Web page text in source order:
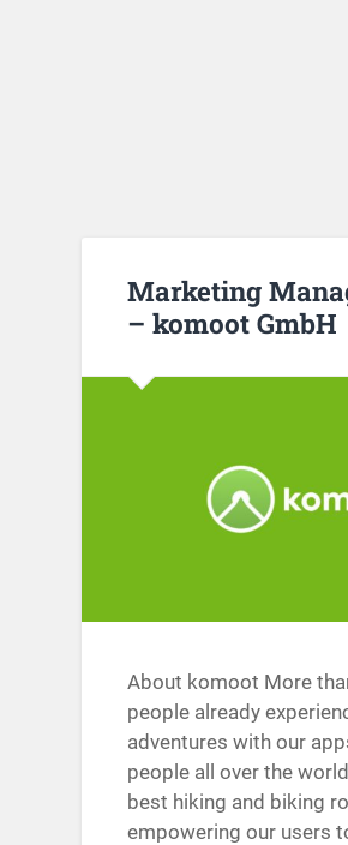
Marketing
– komoot GmbH
About komoot More
people already
adventures with our
people all over the
best hiking and biking
empowering our users